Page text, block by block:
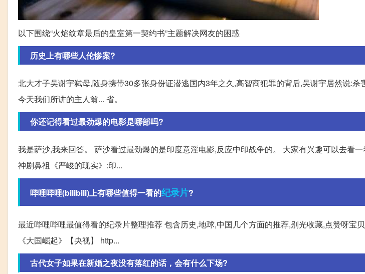
以下围绕“火焰纹章最后的皇室第一契约书”主题解决网友的困惑
历史上有哪些人伦惨案?
北大才子吴谢宇弑母,随身携带30多张身份证潜逃国内3年之久,高智商犯罪的背后,吴谢宇居然说:杀
今天我们所讲的主人翁... 省。
你还记得看过最劲爆的电影是哪部吗?
我是萨沙,我来回答。 萨沙看过最劲爆的是印度意淫电影,反应中印战争的。 大家有兴趣可以去看
神剧鼻祖《严峻的现实》:印...
哔哩哔哩(bilibili)上有哪些值得一看的纪录片?
最近哔哩哔哩最值得看的纪录片整理推荐 包含历史,地球,中国几个方面的推荐,别光收藏,点赞呀宝
《大国崛起》【央视】 http...
古代女子如果在新婚之夜没有落红的话，会有什么下场?